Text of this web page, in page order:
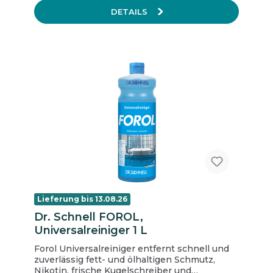
Wirkung leichte Handhabung gebrauchsfertig
hält je nach Raumgröße, Belüftung und
Frequentierung bis zu 28 Stunden an pH
Inhalt: 1 Karton = 12 Flaschen
DETAILS
Lieferung bis 13.08.26
Dr. Schnell FOROL,
Universalreiniger 1 L
Forol Universalreiniger entfernt schnell und
zuverlässig fett- und ölhaltigen Schmutz,
Nikotin, frische Kugelschreiber und